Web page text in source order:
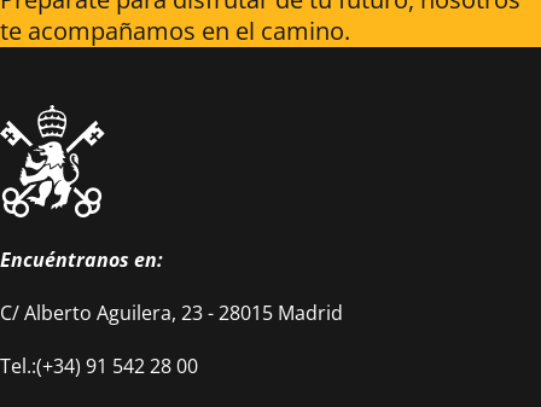
te acompañamos en el camino.
Encuéntranos en:
C/ Alberto Aguilera, 23 - 28015 Madrid
Tel.:(+34) 91 542 28 00